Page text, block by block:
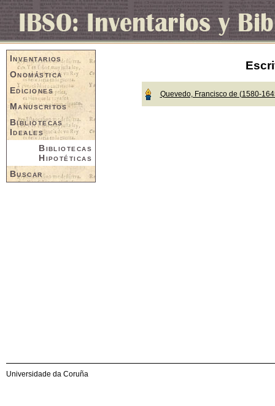
Inventarios
Onomástica
Ediciones
Manuscritos
Bibliotecas
Ideales
Bibliotecas
Hipotéticas
Buscar
Quevedo, Francisco de (1580-
Universidade da Coruña